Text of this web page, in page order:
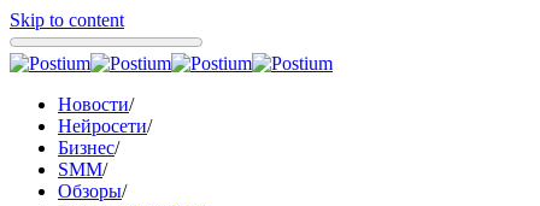
Skip to content
Новости/
Нейросети/
Бизнес/
SMM/
Обзоры/